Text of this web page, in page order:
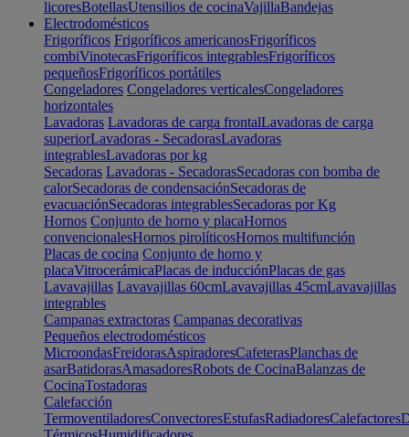
licoresBotellasUtensilios de cocinaVajillaBandejas
Electrodomésticos
Frigoríficos Frigoríficos americanosFrigoríficos
combiVinotecasFrigoríficos integrablesFrigoríficos
pequeñosFrigoríficos portátiles
Congeladores Congeladores verticalesCongeladores
horizontales
Lavadoras Lavadoras de carga frontalLavadoras de carga
superiorLavadoras - SecadorasLavadoras
integrablesLavadoras por kg
Secadoras Lavadoras - SecadorasSecadoras con bomba de
calorSecadoras de condensaciónSecadoras de
evacuaciónSecadoras integrablesSecadoras por Kg
Hornos Conjunto de horno y placaHornos
convencionalesHornos pirolíticosHornos multifunción
Placas de cocina Conjunto de horno y
placaVitrocerámicaPlacas de inducciónPlacas de gas
Lavavajillas Lavavajillas 60cmLavavajillas 45cmLavavajillas
integrables
Campanas extractoras Campanas decorativas
Pequeños electrodomésticos
MicroondasFreidorasAspiradoresCafeterasPlanchas de
asarBatidorasAmasadoresRobots de CocinaBalanzas de
CocinaTostadoras
Calefacción
TermoventiladoresConvectoresEstufasRadiadoresCalefactores